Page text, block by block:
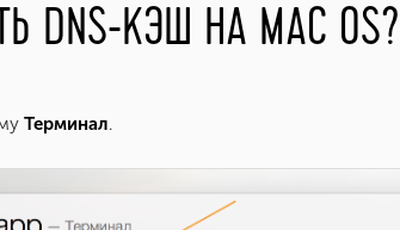
DNS-КЭШ НА MAC OS?
Терминал.